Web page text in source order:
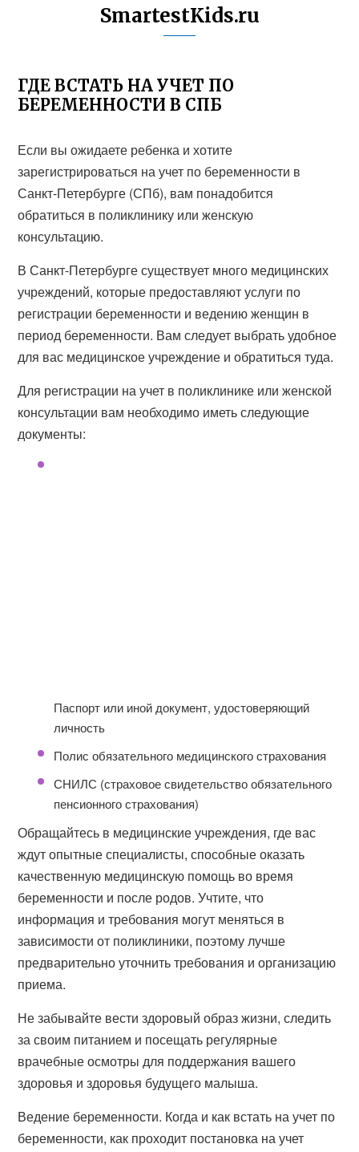
SmartestKids.ru
ГДЕ ВСТАТЬ НА УЧЕТ ПО
БЕРЕМЕННОСТИ В СПБ
Если вы ожидаете ребенка и хотите
зарегистрироваться на учет по беременности в
Санкт-Петербурге (СПб), вам понадобится
обратиться в поликлинику или женскую
консультацию.
В Санкт-Петербурге существует много медицинских
учреждений, которые предоставляют услуги по
регистрации беременности и ведению женщин в
период беременности. Вам следует выбрать удобное
для вас медицинское учреждение и обратиться туда.
Для регистрации на учет в поликлинике или женской
консультации вам необходимо иметь следующие
документы:
Паспорт или иной документ, удостоверяющий
личность
Полис обязательного медицинского страхования
СНИЛС (страховое свидетельство обязательного
пенсионного страхования)
Обращайтесь в медицинские учреждения, где вас
ждут опытные специалисты, способные оказать
качественную медицинскую помощь во время
беременности и после родов. Учтите, что
информация и требования могут меняться в
зависимости от поликлиники, поэтому лучше
предварительно уточнить требования и организацию
приема.
Не забывайте вести здоровый образ жизни, следить
за своим питанием и посещать регулярные
врачебные осмотры для поддержания вашего
здоровья и здоровья будущего малыша.
Ведение беременности. Когда и как встать на учет по
беременности, как проходит постановка на учет